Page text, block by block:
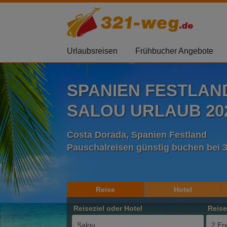
Urlaubsreisen Frühbucher Angebote
SPANIEN
SALOU URLAUB
Costa Dorada, Spanien Festland
Pauschalreisen günstig buchen bei
Reise Hotel
Reiseziel oder Hotel
2